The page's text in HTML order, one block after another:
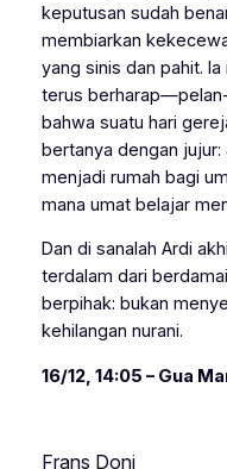
keputusan sudah
membiarkan
yang sinis dan pahit.
terus
bahwa suatu hari
bertanya dengan jujur:
menjadi rumah bagi
mana umat belajar
Dan di sanalah Ardi
terdalam dari
berpihak: bukan
kehilangan nurani.
16/12, 14:05 – Gua
Frans Doni